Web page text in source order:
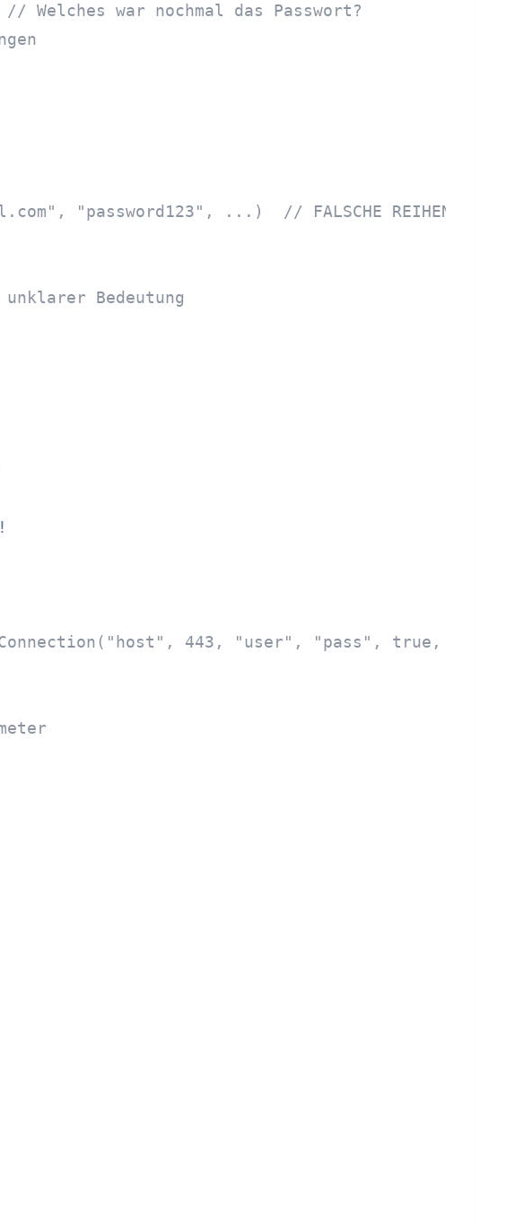
// Welches war nochmal das Passwort?
", "password123", ...)  // FALSCHE REIHENFOLGE!
Bedeutung
443, "user", "pass", true, false,